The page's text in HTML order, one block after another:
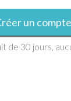
un
de 30 jours,